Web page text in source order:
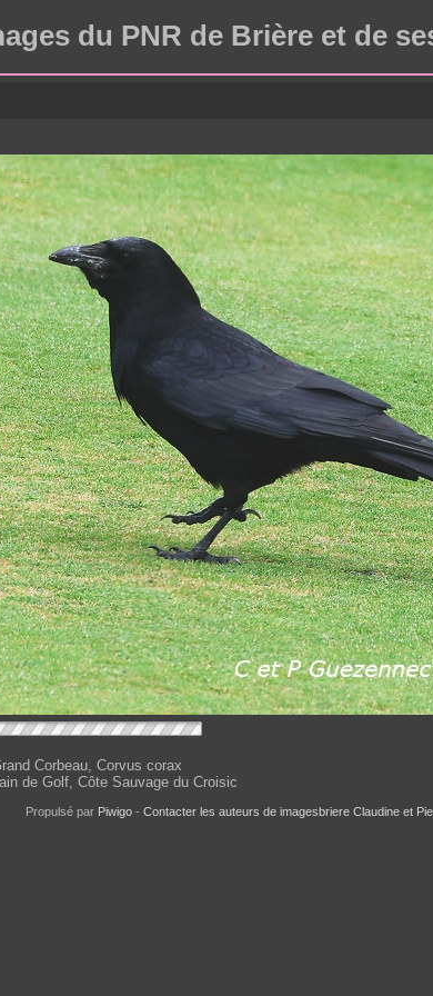
du PNR de Brière et de
Corbeau, Corvus corax
de Golf, Côte Sauvage du Croisic
Propulsé par Piwigo- Contacter les auteurs de imagesbriere Claudine et